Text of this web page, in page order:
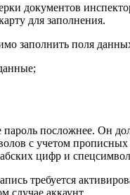
документов
для заполнения.
заполнить поля
посложнее. Он
с учетом
цифр и
требуется
случае аккаунт